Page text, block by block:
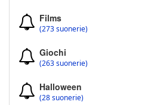
Films
(273 suonerie)
Giochi
(263 suonerie)
Halloween
(28 suonerie)